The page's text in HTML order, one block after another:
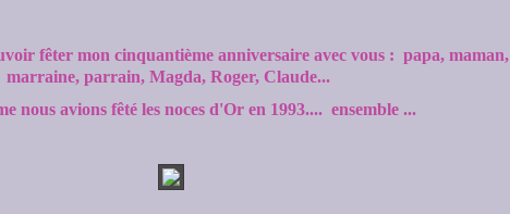
fêter mon cinquantième anniversaire avec vous : papa, maman,
marraine, parrain, Magda, Roger, Claude...
nous avions fêté les noces d'Or en 1993.... ensemble ...